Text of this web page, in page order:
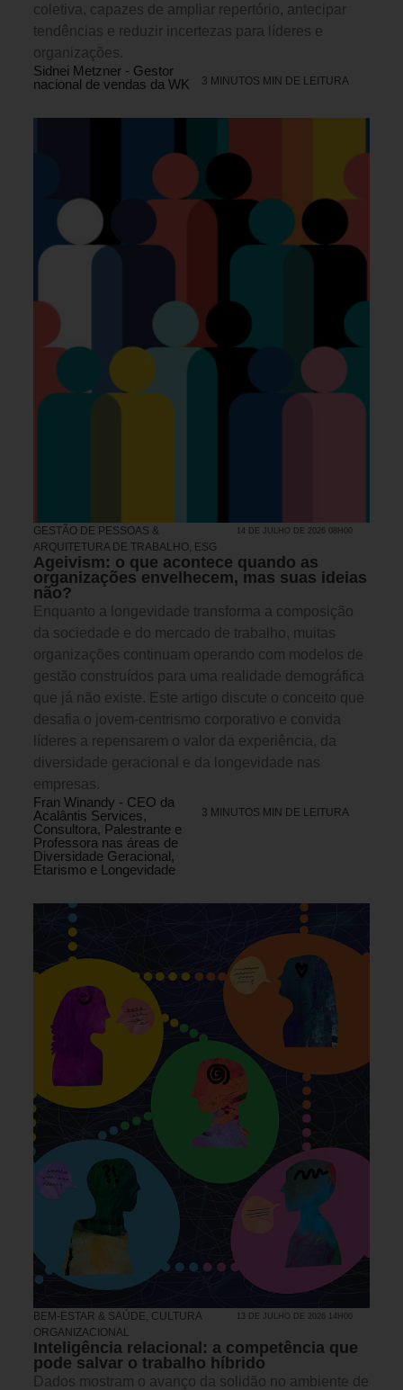
coletiva, capazes de ampliar repertório, antecipar
tendências e reduzir incertezas para líderes e
organizações.
Sidnei Metzner - Gestor
nacional de vendas da WK
3 MINUTOS MIN DE LEITURA
GESTÃO DE PESSOAS &
ARQUITETURA DE TRABALHO, ESG
14 DE JULHO DE 2026 08H00
Ageivism: o que acontece quando as
organizações envelhecem, mas suas ideias
não?
Enquanto a longevidade transforma a composição
da sociedade e do mercado de trabalho, muitas
organizações continuam operando com modelos de
gestão construídos para uma realidade demográfica
que já não existe. Este artigo discute o conceito que
desafia o jovem-centrismo corporativo e convida
líderes a repensarem o valor da experiência, da
diversidade geracional e da longevidade nas
empresas.
Fran Winandy - CEO da
Acalântis Services,
Consultora, Palestrante e
Professora nas áreas de
Diversidade Geracional,
Etarismo e Longevidade
3 MINUTOS MIN DE LEITURA
BEM-ESTAR & SAÚDE, CULTURA
ORGANIZACIONAL
13 DE JULHO DE 2026 14H00
Inteligência relacional: a competência que
pode salvar o trabalho híbrido
Dados mostram o avanço da solidão no ambiente de